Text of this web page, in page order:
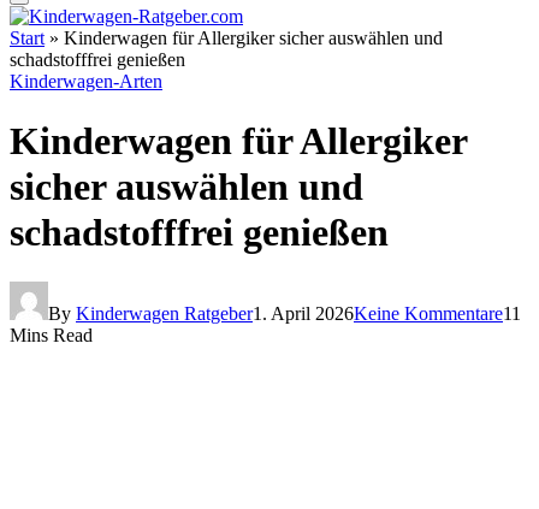
Start » Kinderwagen für Allergiker sicher auswählen und
schadstofffrei genießen
Kinderwagen-Arten
Kinderwagen für Allergiker
sicher auswählen und
schadstofffrei genießen
By Kinderwagen Ratgeber1. April 2026Keine Kommentare11
Mins Read